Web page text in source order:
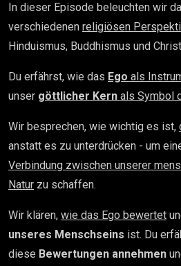
In dieser Episode beleuchten wir
verschiedenen religiösen
Hinduismus, Buddhismus und
Du erfährst, wie das Ego als
unser göttlicher Kern als Symbol
Wir besprechen, wie wichtig es ist,
anstatt es zu unterdrücken - um
Verbindung zwischen unserer
Natur zu schaffen.
Wir klären, wie das Ego bewertet
unseres Menschseins ist. Du
diese Bewertungen annehmen